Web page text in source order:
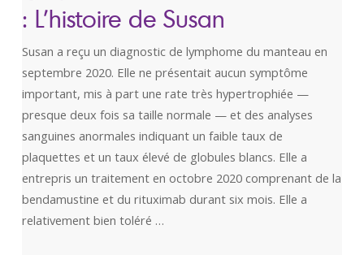
: L’histoire de Susan
Susan a reçu un diagnostic de lymphome du manteau en
septembre 2020. Elle ne présentait aucun symptôme
important, mis à part une rate très hypertrophiée —
presque deux fois sa taille normale — et des analyses
sanguines anormales indiquant un faible taux de
plaquettes et un taux élevé de globules blancs. Elle a
entrepris un traitement en octobre 2020 comprenant de la
bendamustine et du rituximab durant six mois. Elle a
relativement bien toléré …